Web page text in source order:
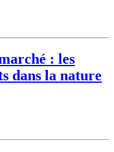
: les
dans la nature